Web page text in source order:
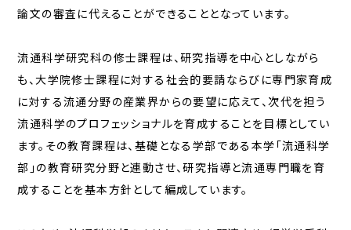
論文の審査に代えることができることとなっています。
流通科学研究科の修士課程は、研究指導を中心としながら
も、大学院修士課程に対する社会的要請ならびに専門家育成
に対する流通分野の産業界からの要望に応えて、次代を担う
流通科学のプロフェッショナルを育成することを目標としてい
ます。その教育課程は、基礎となる学部である本学「流通科学
部」の教育研究分野と連動させ、研究指導と流通専門職を育
成することを基本方針として編成しています。